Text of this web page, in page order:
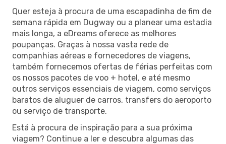
Quer esteja à procura de uma escapadinha de fim de
semana rápida em Dugway ou a planear uma estadia
mais longa, a eDreams oferece as melhores
poupanças. Graças à nossa vasta rede de
companhias aéreas e fornecedores de viagens,
também fornecemos ofertas de férias perfeitas com
os nossos pacotes de voo + hotel, e até mesmo
outros serviços essenciais de viagem, como serviços
baratos de aluguer de carros, transfers do aeroporto
ou serviço de transporte.
Está à procura de inspiração para a sua próxima
viagem? Continue a ler e descubra algumas das